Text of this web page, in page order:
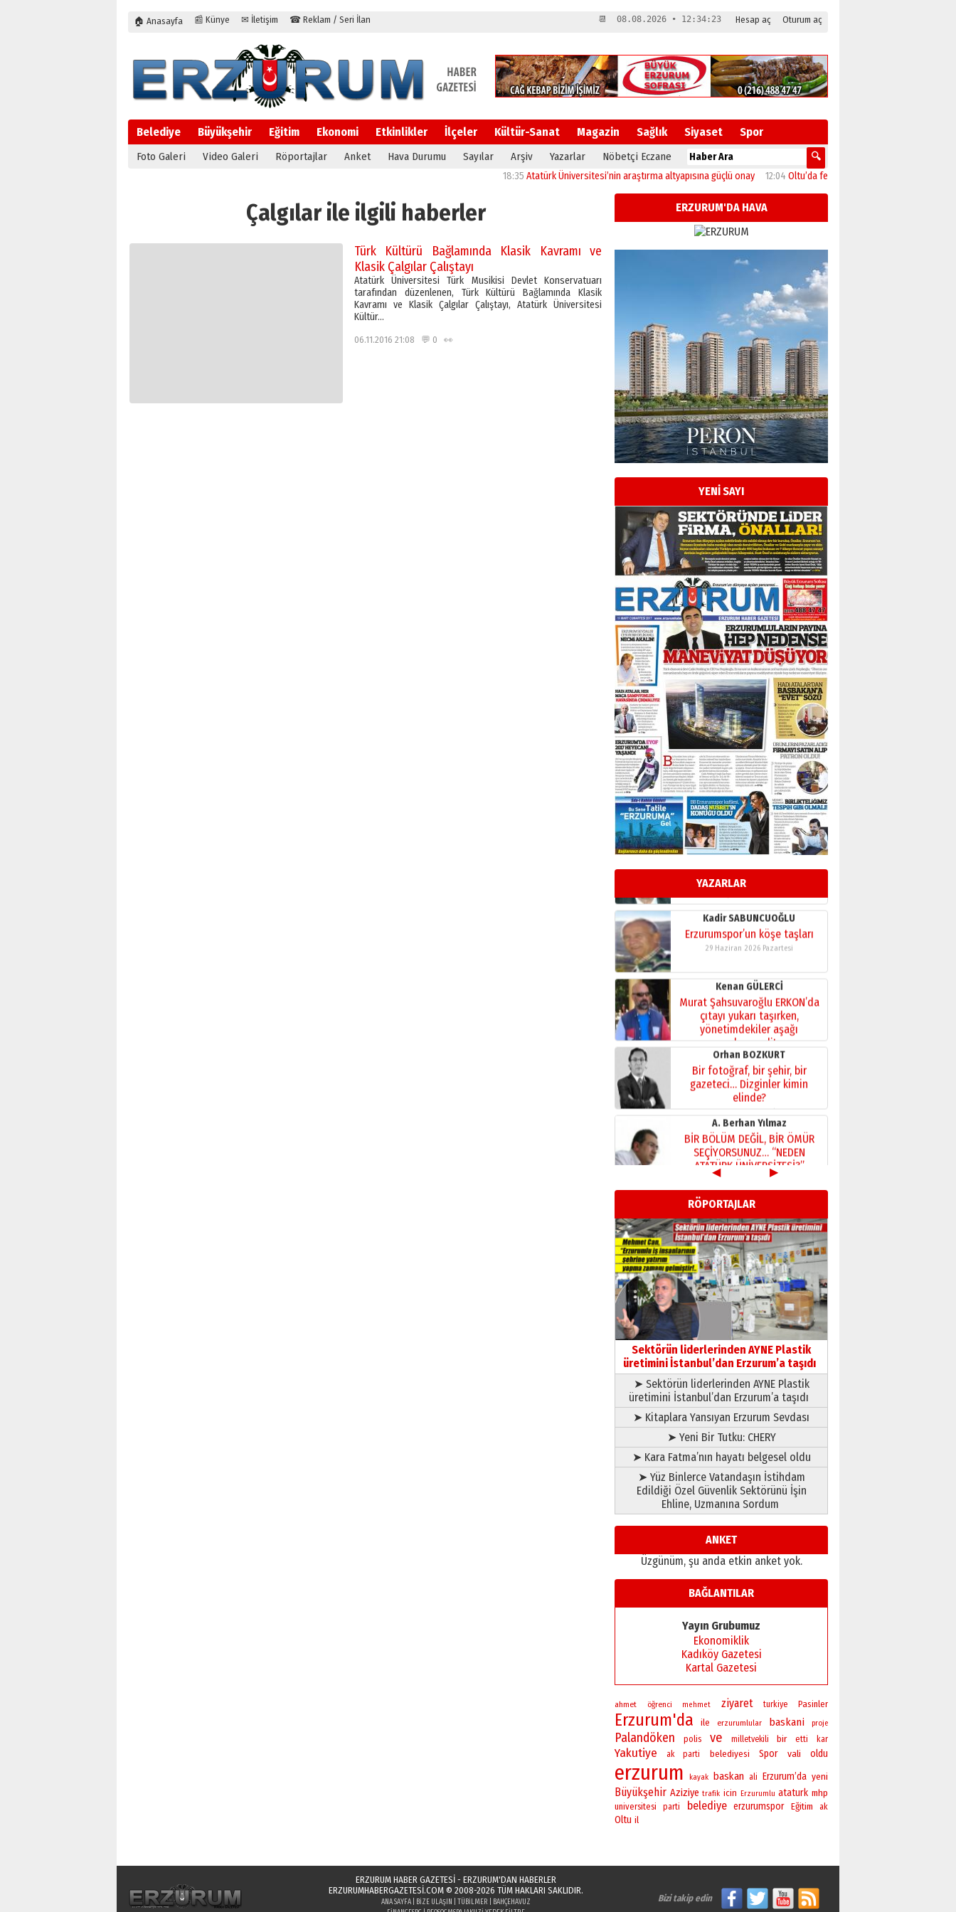
🏠 Anasayfa 📰 Künye ✉ İletişim ☎ Reklam / Seri İlan Hesap aç Oturum aç
📆 08.08.2026 • 12:34:24
Belediye Büyükşehir Eğitim Ekonomi Etkinlikler İlçeler Kültür-Sanat Magazin Sağlık Siyaset Spor
Foto Galeri Video Galeri Röportajlar Anket Hava Durumu Sayılar Arşiv Yazarlar Nöbetçi Eczane
Atatürk Üniversitesi’nin araştırma altyapısına güçlü onay 12:04 Oltu’da festival coşkusu konserle zirveye ulaştı
Çalgılar ile ilgili haberler
Türk Kültürü Bağlamında Klasik Kavramı ve
Klasik Çalgılar Çalıştayı
Atatürk Üniversitesi Türk Musikisi Devlet Konservatuarı
tarafından düzenlenen, Türk Kültürü Bağlamında Klasik
Kavramı ve Klasik Çalgılar Çalıştayı, Atatürk Üniversitesi
Kültür…
06.11.2016 21:08 💬 0 👀
ERZURUM'DA HAVA
YENİ SAYI
YAZARLAR
Esat BİNDESEN
Başkan Sekmen’den Erzurum’a
bir vizyon proje daha!
02 Ağustos 2026 Pazar
Kadir SABUNCUOĞLU
Erzurumspor’un köşe taşları
29 Haziran 2026 Pazartesi
Kenan GÜLERCİ
Murat Şahsuvaroğlu ERKON’da
çıtayı yukarı taşırken,
yönetimdekiler aşağı
çekmemeli!
17 Şubat 2026 SalıOrhan BOZKURT
Bir fotoğraf, bir şehir, bir
gazeteci… Dizginler kimin
elinde?
31 Mart 2026 Salı
A. Berhan Yılmaz
BİR BÖLÜM DEĞİL, BİR ÖMÜR
SEÇİYORSUNUZ… “NEDEN
ATATÜRK ÜNİVERSİTESİ?”
28 Temmuz 2026 Salı
Ahmet Gökhan YAZICI
Ahmed Yesevi’den bir
Alperen… ”Reisimiz” idi…
Hakka yürüdü.!
26 Mart 2026 Perşembe
Cem Bakırcı
Ardında bıraktığı hatıralarıyla
gönül adamı Faruk Terzioğlu!
13 Mayıs 2026 Çarşamba
Esat BİNDESEN
Başkan Sekmen’den Erzurum’a
bir vizyon proje daha!
02 Ağustos 2026 Pazar
Erzurumspor’un köşe taşları
29 Haziran 2026 Pazartesi
Murat Şahsuvaroğlu ERKON’da
çıtayı yukarı taşırken,
yönetimdekiler aşağı
çekmemeli!
Orhan BOZKURT
Bir fotoğraf, bir şehir, bir
gazeteci… Dizginler kimin
elinde?
31 Mart 2026 Salı
A. Berhan Yılmaz
BİR BÖLÜM DEĞİL, BİR ÖMÜR
SEÇİYORSUNUZ… “NEDEN
ATATÜRK ÜNİVERSİTESİ?”
28 Temmuz 2026 Salı
Ahmet Gökhan YAZICI
Ahmed Yesevi’den bir
Alperen… ”Reisimiz” idi…
Hakka yürüdü.!
26 Mart 2026 Perşembe
Cem Bakırcı
Ardında bıraktığı hatıralarıyla
gönül adamı Faruk Terzioğlu!
13 Mayıs 2026 Çarşamba
Esat BİNDESEN
Başkan Sekmen’den Erzurum’a
bir vizyon proje daha!
02 Ağustos 2026 Pazar
◀ ▶
RÖPORTAJLAR
Sektörün liderlerinden AYNE Plastik
üretimini İstanbul’dan Erzurum’a taşıdı
➤ Sektörün liderlerinden AYNE Plastik
üretimini İstanbul’dan Erzurum’a taşıdı
➤ Kitaplara Yansıyan Erzurum Sevdası
➤ Yeni Bir Tutku: CHERY
➤ Kara Fatma’nın hayatı belgesel oldu
➤ Yüz Binlerce Vatandaşın İstihdam
Edildiği Özel Güvenlik Sektörünü İşin
Ehline, Uzmanına Sordum
ANKET
Üzgünüm, şu anda etkin anket yok.
BAĞLANTILAR
Yayın Grubumuz
Ekonomiklik
Kadıköy Gazetesi
Kartal Gazetesi
ahmet öğrenci mehmet ziyaret turkiye Pasinler
Erzurum'da ile erzurumlular baskani proje
Palandöken polis ve milletvekili bir etti kar
Yakutiye ak parti belediyesi Spor vali oldu
erzurum kayak baskan ali Erzurum’da yeni
Büyükşehir Aziziye trafik icin Erzurumlu ataturk mhp
universitesi parti belediye erzurumspor Eğitim ak
Oltu il
ERZURUM HABER GAZETESİ - ERZURUM'DAN HABERLER
ERZURUMHABERGAZETESI.COM© 2008-2026 TÜM HAKLARI SAKLIDIR.
ANA SAYFA| BIZE ULAŞIN TÜBILMER
BAHÇEHAVUZ
Bizi takip edin